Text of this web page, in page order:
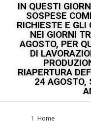
IN QUESTI
SOSPESE
RICHIESTE E GLI
NEI GIORNI
AGOSTO, PER
DI
RIAPERTURA
24 AGOSTO,
Home